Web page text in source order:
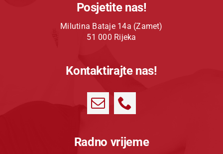
Posjetite nas!
Milutina Bataje 14a (Zamet)
51 000 Rijeka
Kontaktirajte nas!
Radno vrijeme